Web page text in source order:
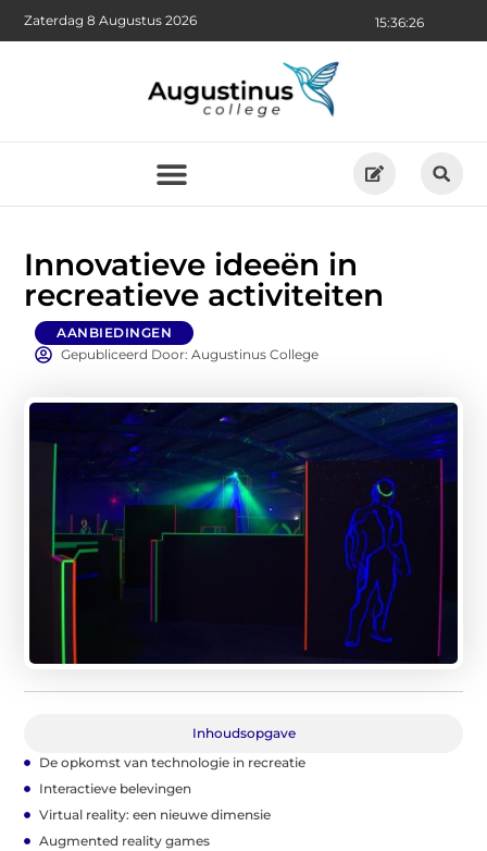
15:36:27
Zaterdag 8 Augustus 2026
Innovatieve ideeën in
recreatieve activiteiten
AANBIEDINGEN
Gepubliceerd Door: Augustinus College
Inhoudsopgave
De opkomst van technologie in recreatie
Interactieve belevingen
Virtual reality: een nieuwe dimensie
Augmented reality games